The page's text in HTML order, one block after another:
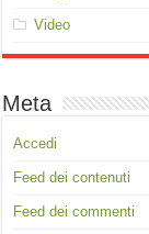
Video
Meta
Accedi
Feed dei contenuti
Feed dei commenti